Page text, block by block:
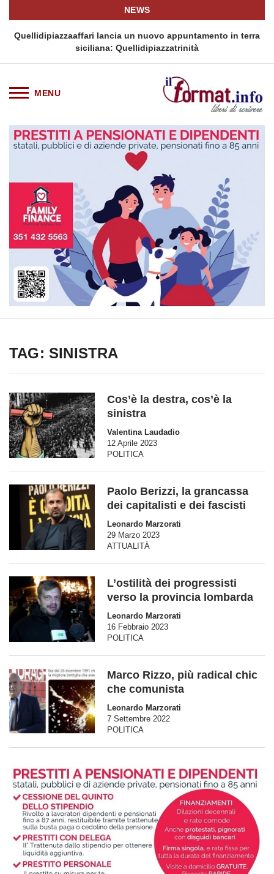
NEWS
Quellidipiazzaaffari lancia un nuovo appuntamento in terra
siciliana: Quellidipiazzatrinità
TAG: SINISTRA
Cos’è la destra, cos’è la
sinistra
Valentina Laudadio
12 Aprile 2023
POLITICA
Paolo Berizzi, la grancassa
dei capitalisti e dei fascisti
Leonardo Marzorati
29 Marzo 2023
ATTUALITÀ
L’ostilità dei progressisti
verso la provincia lombarda
Leonardo Marzorati
16 Febbraio 2023
POLITICA
Marco Rizzo, più radical chic
che comunista
Leonardo Marzorati
7 Settembre 2022
POLITICA